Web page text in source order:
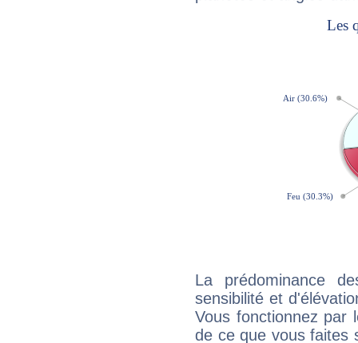
La prédominance
sensibilité et
Vous fonctionnez
de ce que vous faites